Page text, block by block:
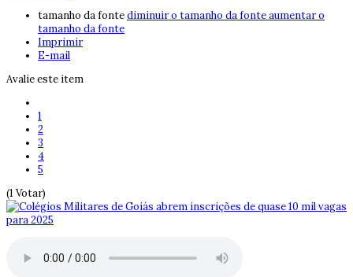
tamanho da fontediminuir o tamanho da fonteaumentar o
tamanho da fonte
Imprimir
E-mail
Avalie este item
1
2
3
4
5
(1 Votar)